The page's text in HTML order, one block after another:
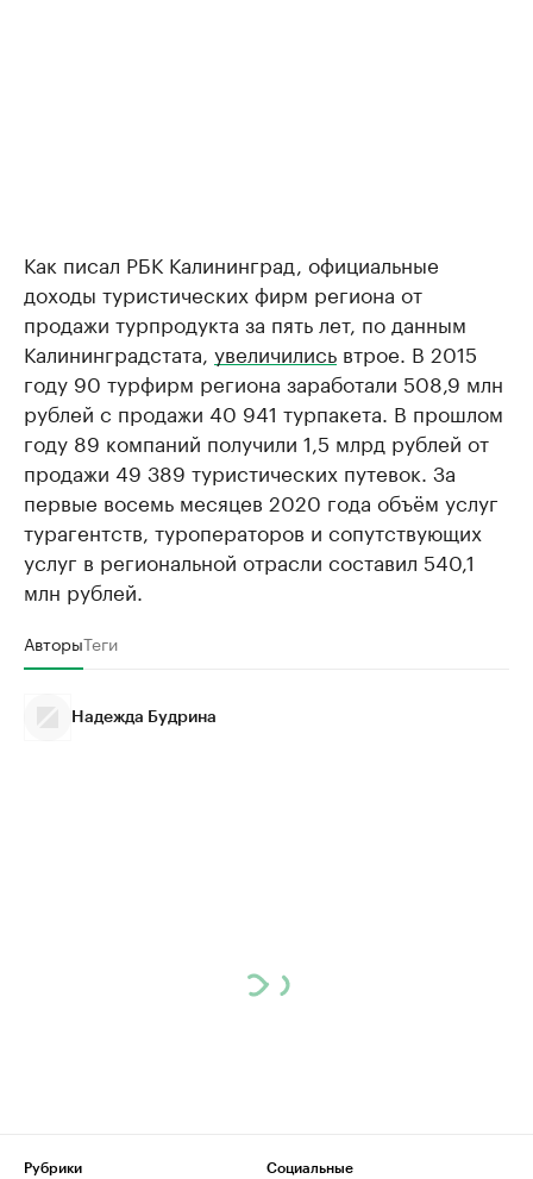
Как писал РБК Калининград, официальные
доходы туристических фирм региона от
продажи турпродукта за пять лет, по данным
Калининградстата, увеличились втрое. В 2015
году 90 турфирм региона заработали 508,9 млн
рублей с продажи 40 941 турпакета. В прошлом
году 89 компаний получили 1,5 млрд рублей от
продажи 49 389 туристических путевок. За
первые восемь месяцев 2020 года объём услуг
турагентств, туроператоров и сопутствующих
услуг в региональной отрасли составил 540,1
млн рублей.
АвторыТеги
Надежда Будрина
Рубрики
Социальные